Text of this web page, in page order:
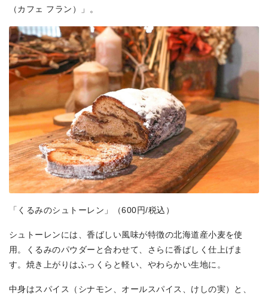
（カフェ フラン）」。
「くるみのシュトーレン」（600円/税込）
シュトーレンには、香ばしい風味が特徴の北海道産小麦を使
用。くるみのパウダーと合わせて、さらに香ばしく仕上げま
す。焼き上がりはふっくらと軽い、やわらかい生地に。
中身はスパイス（シナモン、オールスパイス、けしの実）と、